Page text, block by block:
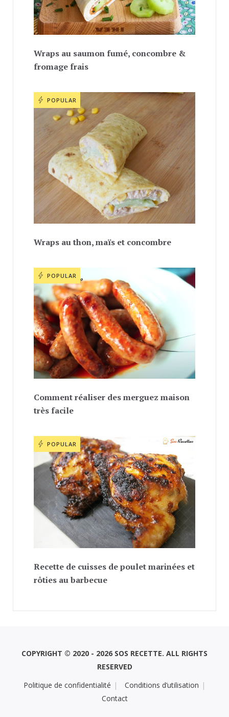
Wraps au saumon fumé, concombre &
fromage frais
POPULAR
Wraps au thon, maïs et concombre
POPULAR
Comment réaliser des merguez maison
très facile
POPULAR
Recette de cuisses de poulet marinées et
rôties au barbecue
COPYRIGHT © 2020 - 2026 SOS RECETTE. ALL RIGHTS
RESERVED
Politique de confidentialité
Conditions d’utilisation
Contact